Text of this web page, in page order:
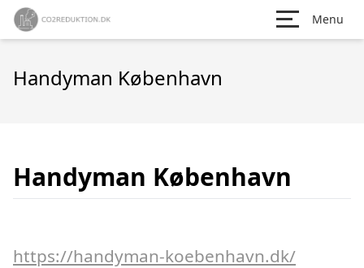
Menu
Handyman København
Handyman København
https://handyman-koebenhavn.dk/